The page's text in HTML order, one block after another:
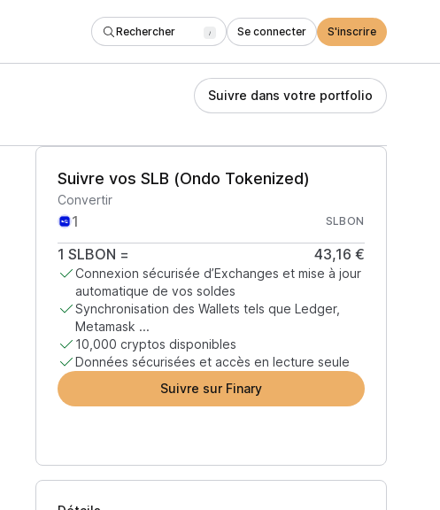
Rechercher / Se connecter S'inscrire
Suivre dans votre portfolio
Suivre vos SLB (Ondo Tokenized)
Convertir
SLBON
1 SLBON = 43,16 €
Connexion sécurisée d’Exchanges et mise à jour
automatique de vos soldes
Synchronisation des Wallets tels que Ledger,
Metamask ...
10,000 cryptos disponibles
Données sécurisées et accès en lecture seule
Suivre sur Finary